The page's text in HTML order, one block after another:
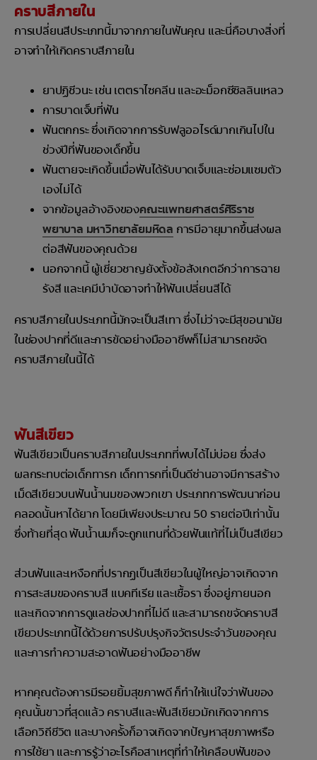
คราบสีภายใน
การเปลี่ยนสีประเภทนี้มาจากภายในฟันคุณ และนี่คือบางสิ่งที่
อาจทำให้เกิดคราบสีภายใน
ยาปฏิชีวนะ เช่น เตตราไซคลีน และอะม็อกซีซิลลินเหลว
การบาดเจ็บที่ฟัน
ฟันตกกระ ซึ่งเกิดจากการรับฟลูออไรด์มากเกินไปใน
ช่วงปีที่ฟันของเด็กขึ้น
ฟันตายจะเกิดขึ้นเมื่อฟันได้รับบาดเจ็บและซ่อมแซมตัว
เองไม่ได้
จากข้อมูลอ้างอิงของคณะแพทยศาสตร์ศิริราช
พยาบาล มหาวิทยาลัยมหิดล การมีอายุมากขึ้นส่งผล
ต่อสีฟันของคุณด้วย
นอกจากนี้ ผู้เชี่ยวชาญยังตั้งข้อสังเกตอีกว่าการฉาย
รังสี และเคมีบำบัดอาจทำให้ฟันเปลี่ยนสีได้
คราบสีภายในประเภทนี้มักจะเป็นสีเทา ซึ่งไม่ว่าจะมีสุขอนามัย
ในช่องปากที่ดีและการขัดอย่างมืออาชีพก็ไม่สามารถขจัด
คราบสีภายในนี้ได้
ฟันสีเขียว
ฟันสีเขียวเป็นคราบสีภายในประเภทที่พบได้ไม่บ่อย ซึ่งส่ง
ผลกระทบต่อเด็กทารก เด็กทารกที่เป็นดีซ่านอาจมีการสร้าง
เม็ดสีเขียวบนฟันน้ำนมของพวกเขา ประเภทการพัฒนาก่อน
คลอดนั้นหาได้ยาก โดยมีเพียงประมาณ 50 รายต่อปีเท่านั้น
ซึ่งท้ายที่สุด ฟันน้ำนมก็จะถูกแทนที่ด้วยฟันแท้ที่ไม่เป็นสีเขียว
ส่วนฟันและเหงือกที่ปรากฏเป็นสีเขียวในผู้ใหญ่อาจเกิดจาก
การสะสมของคราบสี แบคทีเรีย และเชื้อรา ซึ่งอยู่ภายนอก
และเกิดจากการดูแลช่องปากที่ไม่ดี และสามารถขจัดคราบสี
เขียวประเภทนี้ได้ด้วยการปรับปรุงกิจวัตรประจำวันของคุณ
และการทำความสะอาดฟันอย่างมืออาชีพ
หากคุณต้องการมีรอยยิ้มสุขภาพดี ก็ทำให้แน่ใจว่าฟันของ
คุณนั้นขาวที่สุดแล้ว คราบสีและฟันสีเขียวมักเกิดจากการ
เลือกวิถีชีวิต และบางครั้งก็อาจเกิดจากปัญหาสุขภาพหรือ
การใช้ยา และการรู้ว่าอะไรคือสาเหตุที่ทำให้เคลือบฟันของ